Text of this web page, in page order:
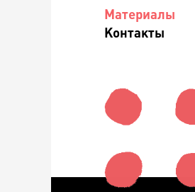
Материалы
Контакты